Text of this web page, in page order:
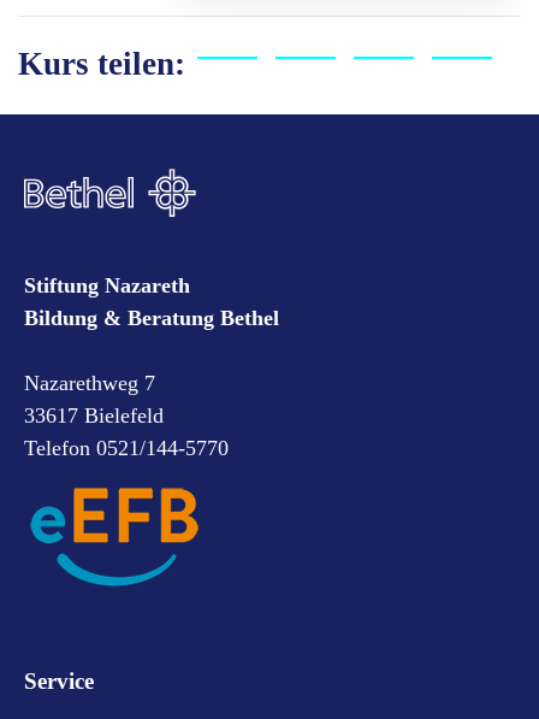
Kurs teilen:
Stiftung Nazareth
Bildung & Beratung Bethel
Nazarethweg 7
33617 Bielefeld
Telefon 0521/144-5770
Service